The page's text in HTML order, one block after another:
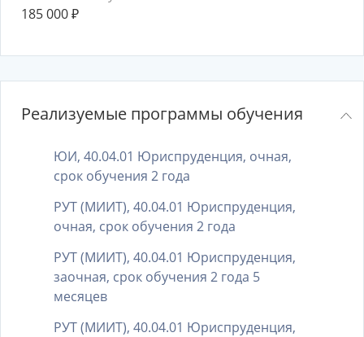
185 000₽
Реализуемые программы обучения
ЮИ, 40.04.01 Юриспруденция, очная,
срок обучения 2 года
РУТ (МИИТ), 40.04.01 Юриспруденция,
очная, срок обучения 2 года
РУТ (МИИТ), 40.04.01 Юриспруденция,
заочная, срок обучения 2 года 5
месяцев
РУТ (МИИТ), 40.04.01 Юриспруденция,